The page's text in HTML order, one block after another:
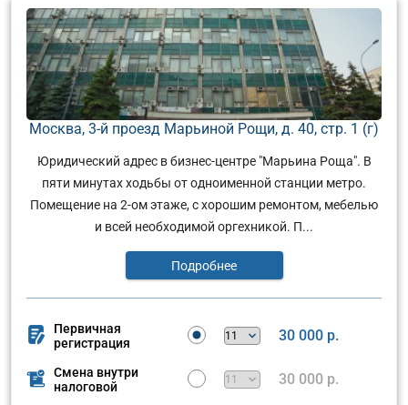
Москва, 3-й проезд Марьиной Рощи, д. 40, стр. 1 (г)
Юридический адрес в бизнес-центре "Марьина Роща". В
пяти минутах ходьбы от одноименной станции метро.
Помещение на 2-ом этаже, с хорошим ремонтом, мебелью
и всей необходимой оргехникой. П...
Подробнее
Первичная
регистрация
30 000 р.
Смена внутри
налоговой
30 000 р.